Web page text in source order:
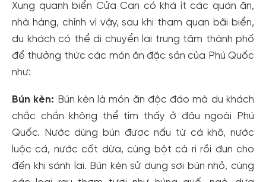
Xung quanh biển Cửa Cạn có khá ít các quán ăn,
nhà hàng, chính vì vậy, sau khi tham quan bãi biển,
du khách có thể di chuyển lại trung tâm thành phố
để thưởng thức các món ăn đặc sản của Phú Quốc
như:
Bún kèn: Bún kèn là món ăn độc đáo mà du khách
chắc chắn không thể tìm thấy ở đâu ngoài Phú
Quốc. Nước dùng bún được nấu từ cá khô, nước
luộc cá, nước cốt dừa, cùng bột cà ri rồi đun cho
đến khi sánh lại. Bún kèn sử dụng sợi bún nhỏ, cùng